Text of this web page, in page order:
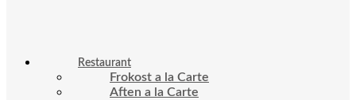
Restaurant
Frokost a la Carte
Aften a la Carte